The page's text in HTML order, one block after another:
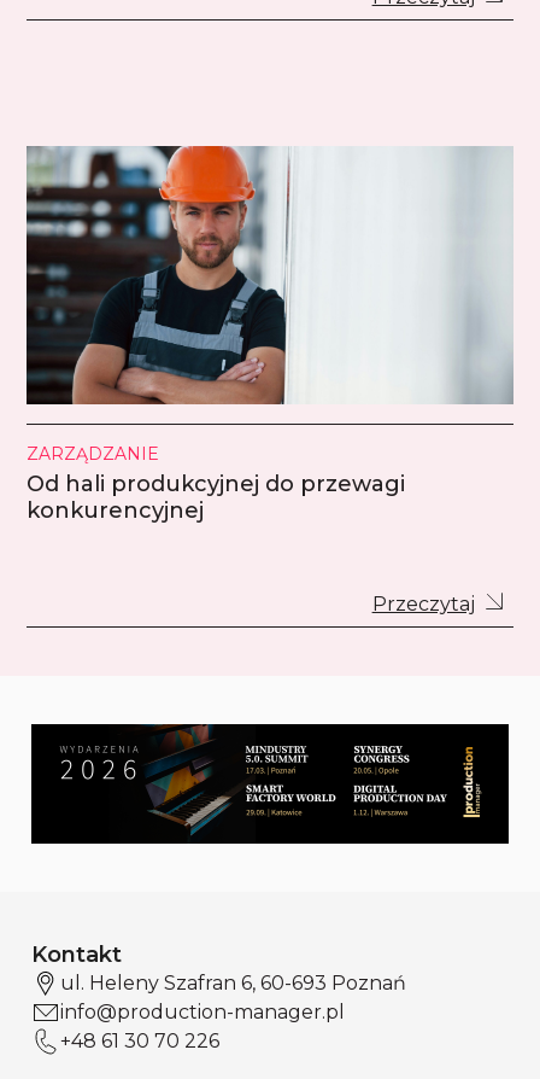
ZARZĄDZANIE
Od hali produkcyjnej do przewagi
konkurencyjnej
Przeczytaj
Kontakt
ul. Heleny Szafran 6, 60-693 Poznań
info@production-manager.pl
+48 61 30 70 226